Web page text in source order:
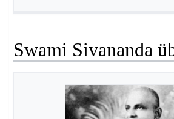
Swami Sivananda